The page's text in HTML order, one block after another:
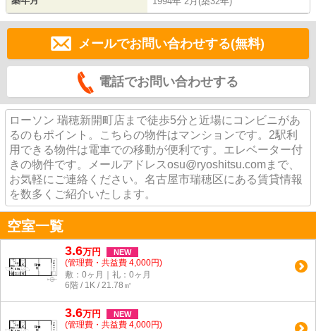
メールでお問い合わせする(無料)
電話でお問い合わせする
ローソン 瑞穂新開町店まで徒歩5分と近場にコンビニがあ
るのもポイント。こちらの物件はマンションです。2駅利
用できる物件は電車での移動が便利です。エレベーター付
きの物件です。メールアドレスosu@ryoshitsu.comまで、
お気軽にご連絡ください。名古屋市瑞穂区にある賃貸情報
を数多くご紹介いたします。
空室一覧
3.6万円 NEW
(管理費・共益費 4,000円)
敷：0ヶ月｜礼：0ヶ月
6階 / 1K / 21.78㎡
3.6万円 NEW
(管理費・共益費 4,000円)